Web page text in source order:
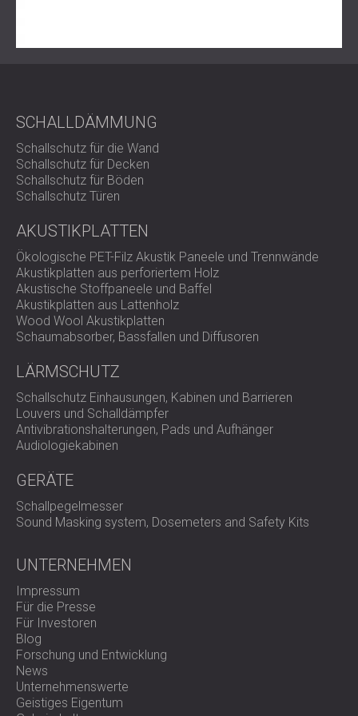
Beratung mit dem DECIBEL-Team. Ob Sie einen
SCHALLDÄMMUNG
Schallschutz für die Wand
Schallschutz für Decken
Schallschutz für Böden
Schallschutz Türen
AKUSTIKPLATTEN
Ökologische PET-Filz Akustik Paneele und Trennwände
Akustikplatten aus perforiertem Holz
Akustische Stoffpaneele und Baffel
Akustikplatten aus Lattenholz
Wood Wool Akustikplatten
Schaumabsorber, Bassfallen und Diffusoren
LÄRMSCHUTZ
Schallschutz Einhausungen, Kabinen und Barrieren
Louvers und Schalldämpfer
Antivibrationshalterungen, Pads und Aufhänger
Audiologiekabinen
GERÄTE
Schallpegelmesser
Sound Masking system, Dosemeters and Safety Kits
UNTERNEHMEN
Impressum
Für die Presse
Für Investoren
Blog
Forschung und Entwicklung
News
Unternehmenswerte
Geistiges Eigentum